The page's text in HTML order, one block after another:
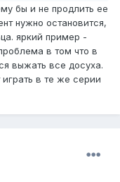
бы и не продлить ее
нужно остановится,
яркий пример -
в том что в
выжать все досуха.
в те же серии